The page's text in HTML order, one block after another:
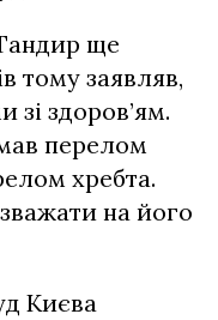
ще
тому заявляв,
здоров’ям.
перелом
хребта.
на його
Києва